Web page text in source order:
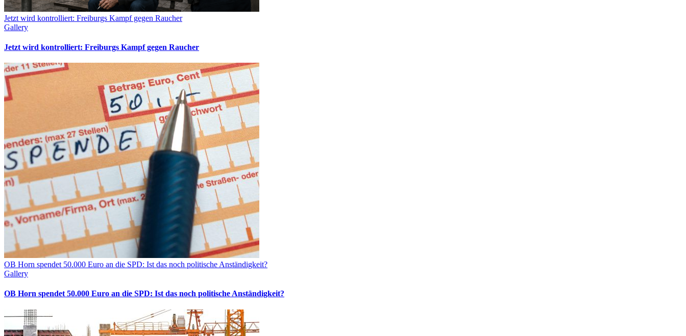
Jetzt wird kontrolliert: Freiburgs Kampf gegen Raucher
Gallery
Jetzt wird kontrolliert: Freiburgs Kampf gegen Raucher
OB Horn spendet 50.000 Euro an die SPD: Ist das noch politische Anständigkeit?
Gallery
OB Horn spendet 50.000 Euro an die SPD: Ist das noch politische Anständigkeit?